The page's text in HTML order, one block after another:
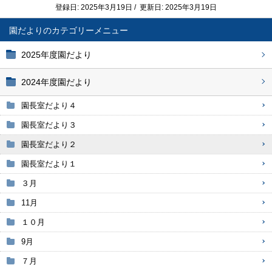
園だより
2025年度園だより
2024年度園だより
園長室だより４
園長室だより３
園長室だより２
園長室だより１
３月
11月
１０月
9月
７月
登録日: 2025年3月19日 / 更新日: 2025年3月19日